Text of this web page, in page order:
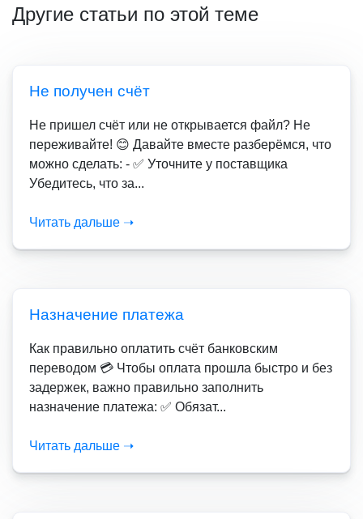
Другие статьи по этой теме
Не получен счёт
Не пришел счёт или не открывается файл? Не
переживайте! 😊 Давайте вместе разберёмся, что
можно сделать: - ✅ Уточните у поставщика
Убедитесь, что за...
Читать дальше ➝
Назначение платежа
Как правильно оплатить счёт банковским
переводом 💳 Чтобы оплата прошла быстро и без
задержек, важно правильно заполнить
назначение платежа: ✅ Обязат...
Читать дальше ➝